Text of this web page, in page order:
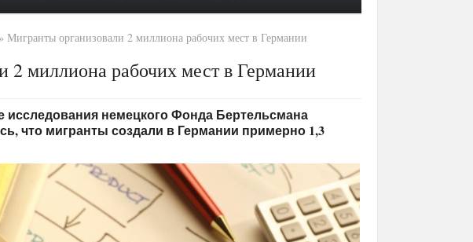
» Мигранты организовали 2 миллиона рабочих мест в Германии
2 миллиона рабочих мест в Германии
исследования немецкого Фонда Бертельсмана
что мигранты создали в Германии примерно 1,3